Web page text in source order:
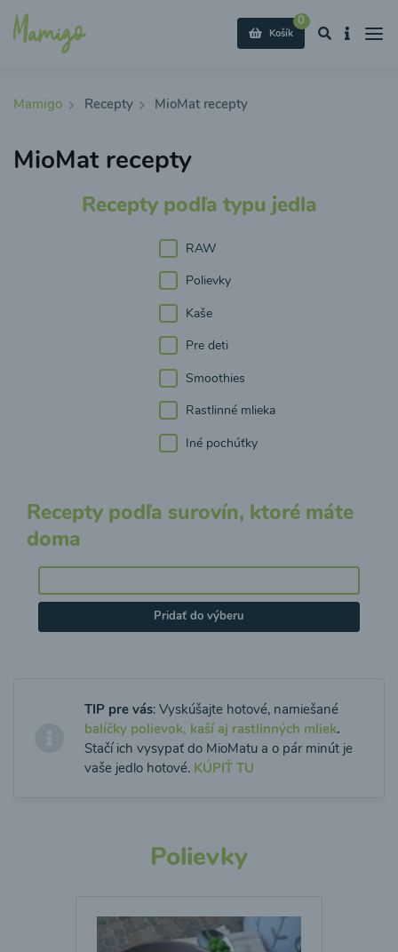
0
Košík
Mamigo Recepty MioMat recepty
MioMat recepty
Recepty podľa typu jedla
RAW
Polievky
Kaše
Pre deti
Smoothies
Rastlinné mlieka
Iné pochúťky
Recepty podľa surovín, ktoré máte
doma
Pridať do výberu
TIP pre vás: Vyskúšajte hotové, namiešané
balíčky polievok, kaší aj rastlinných mliek.
Stačí ich vysypať do MioMatu a o pár minút je
vaše jedlo hotové. KÚPIŤ TU
Polievky